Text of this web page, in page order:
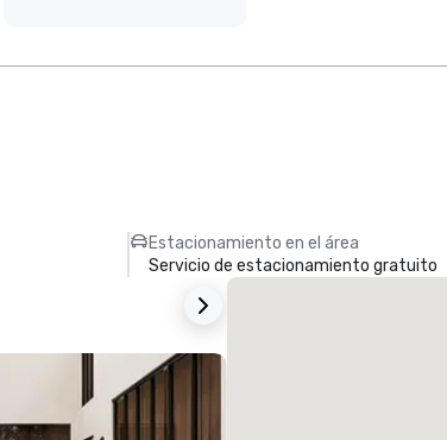
Estacionamiento en el área
Servicio de estacionamiento gratuito